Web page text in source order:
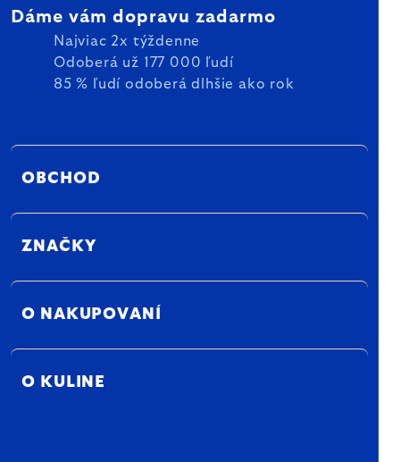
Dáme vám dopravu zadarmo
Najviac 2x týždenne
Odoberá už 177 000 ľudí
85 % ľudí odoberá dlhšie ako rok
OBCHOD
ZNAČKY
O NAKUPOVANÍ
O KULINE